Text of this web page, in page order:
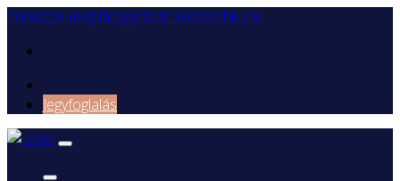
Tervezze meg látogatásátWebarchívum
Jegyfoglalás